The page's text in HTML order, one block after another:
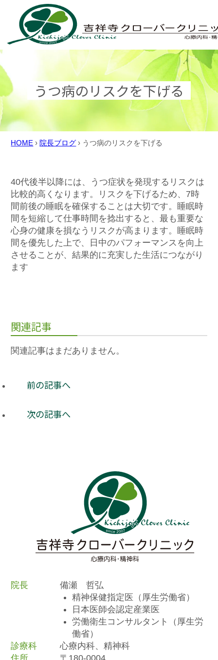
content
うつ病のリスクを下げる
HOME › 院長ブログ › うつ病のリスクを下げる
40代後半以降には、うつ症状を発現するリスクは
比較的高くなります。リスクを下げるため、7時
間前後の睡眠を確保することは大切です。睡眠時
間を短縮して仕事時間を捻出すると、最も重要な
心身の健康を損なうリスクが高まります。睡眠時
間を優先した上で、日中のパフォーマンスを向上
させることが、結果的に充実した生活につながり
ます
関連記事
関連記事はまだありません。
前の記事へ
次の記事へ
院長
備瀬 哲弘
精神保健指定医（厚生労働省）
日本医師会認定産業医
労働衛生コンサルタント（厚生労
働省）
診療科
心療内科、精神科